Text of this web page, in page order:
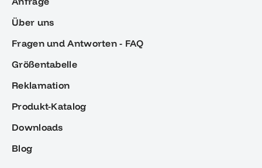
Über uns
Fragen und Antworten - FAQ
Größentabelle
Reklamation
Produkt-Katalog
Downloads
Blog